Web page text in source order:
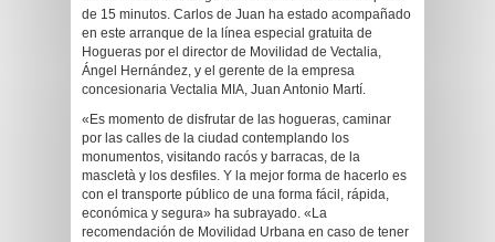
de 15 minutos. Carlos de Juan ha estado acompañado
en este arranque de la línea especial gratuita de
Hogueras por el director de Movilidad de Vectalia,
Ángel Hernández, y el gerente de la empresa
concesionaria Vectalia MIA, Juan Antonio Martí.
«Es momento de disfrutar de las hogueras, caminar
por las calles de la ciudad contemplando los
monumentos, visitando racós y barracas, de la
mascletà y los desfiles. Y la mejor forma de hacerlo es
con el transporte público de una forma fácil, rápida,
económica y segura» ha subrayado. «La
recomendación de Movilidad Urbana en caso de tener